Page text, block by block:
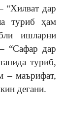
“Хилват дар
туриб ҳам
ишларни
“Сафар дар
туриб,
– маърифат,
дегани.